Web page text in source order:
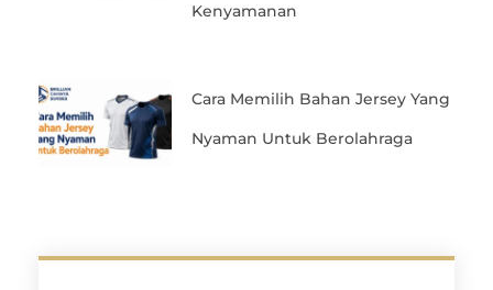
Kenyamanan
Cara Memilih Bahan Jersey Yang
Nyaman Untuk Berolahraga